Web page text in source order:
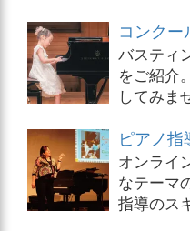
コンクー
バスティ
をご紹介
してみま
ピアノ
オンライ
なテーマ
指導のス